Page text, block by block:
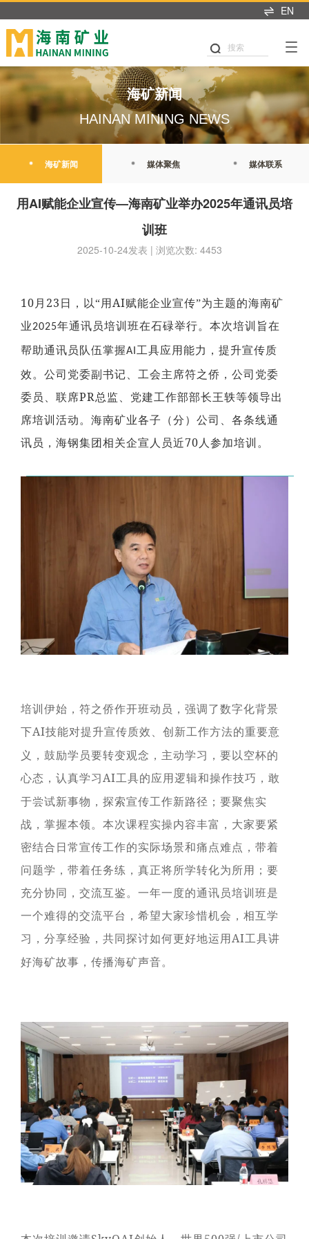
EN
首页
关于我们
董事长致辞
企业简介
发展历程
管理团队
发展战略
由复星集团与海南海钢集
团共同出资成立，2014年
市（股票代码：
601969）。
探索更多
海南矿业成立于2007年，
由复星集团与海南海钢集
团共同出资成立，2014年
海南矿业成立于2007年，
由复星集团与海南海钢集
团共同出资成立，2014年
在上海证券交易所挂牌上

海南矿业成立于2007年，
市（股票代码：
由复星集团与海南海钢集
团共同出资成立，2014年
在上海证券交易所挂牌上
市（股票代码：
601969）。
探索更多 
海南矿业成立于2007年，
由复星集团与海南海钢集
团共同出资成立，2014年
在上海证券交易所挂牌上
市（股票代码：
601969）。
由复星集团与海南海钢集
团共同出资成立，2014年
在上海证券交易所挂牌上
市（股票代码：
601969）。
探索更多 
产业布局
产业布局
铁矿石
石油天然气
新能源
投资"双轮驱动，持续推进
道的产业布局。
我们坚持"产业运营+产业
投资"双轮驱动，持续推进
战略转型，目前已完成"铁
道的产业布局。
探索更多 
我们坚持"产业运营+产业
投资"双轮驱动，持续推进
战略转型，目前已完成"铁
矿石+油气+新能源"三大赛
探索更多
可持续发展
可持续发展
党建引领
公司治理
商业道德
环境与生态
职业健康与安全
我们深入践行"根植海南，
面向全球，绿色发展，持
响应"双碳"目标行动，切实
履行企业社会责任，与利
益相关方共享发展成果。
探索更多 
我们深入践行"根植海南，
面向全球，绿色发展，持
履行企业社会责任，与利
我们深入践行"根植海南，
面向全球，绿色发展，持
续成长"的发展理念，积极
响应"双碳"目标行动，切实
履行企业社会责任，与利
益相关方共享发展成果。
探索更多 
响应"双碳"目标行动，切实
益相关方共享发展成果。
探索更多 
我们深入践行"根植海南，
面向全球，绿色发展，持
续成长"的发展理念，积极
响应"双碳"目标行动，切实
履行企业社会责任，与利
益相关方共享发展成果。
探索更多

我们深入践行"根植海南，
面向全球，绿色发展，持
续成长"的发展理念，积极
响应"双碳"目标行动，切实
履行企业社会责任，与利
我们深入践行"根植海南，
面向全球，绿色发展，持
续成长"的发展理念，积极
响应"双碳"目标行动，切实
履行企业社会责任，与利
益相关方共享发展成果。
探索更多 
投资者中心
投资者关系
业绩交流
信息披露
股市行情
研究报告
者对企业价值及经营理念
的认同感，努力构建和谐
探索更多
及时回应资本市场及投资
者的关切问题，增进投资
者对企业价值及经营理念
的认同感，努力构建和谐
互信的资本市场生态圈。
的认同感，努力构建和谐
互信的资本市场生态圈。
及时回应资本市场及投资
者的关切问题，增进投资
者对企业价值及经营理念
的认同感，努力构建和谐
互信的资本市场生态圈。
者的关切问题，增进投资
者对企业价值及经营理念
的认同感，努力构建和谐
互信的资本市场生态圈。
探索更多 
及时回应资本市场及投资
者对企业价值及经营理念
的认同感，努力构建和谐
互信的资本市场生态圈。
探索更多
及时回应资本市场及投资
者的关切问题，增进投资
者对企业价值及经营理念
的认同感，努力构建和谐
互信的资本市场生态圈。
新闻中心
新闻中心
海矿新闻
媒体聚焦
媒体联系
新动态和创新成果的窗
业的关注，期待与您共同
这里是我们与世界分享最
新动态和创新成果的窗
的联系，感谢您对海南矿
业的关注，期待与您共同
成长。
探索更多
这里是我们与世界分享最
新动态和创新成果的窗
的联系，感谢您对海南矿
人才招聘
加入我们
热招职位
职业发展
海矿人
心动力。我们重视团队合
入，一起开启新的旅程。
人才是推动公司发展的核
心动力。我们重视团队合
作、开放沟通、持续学习
入，一起开启新的旅程。
探索更多 
人才是推动公司发展的核
心动力。我们重视团队合
作、开放沟通、持续学习
和个人成长，期待您的加
探索更多
搜索
海矿新闻
HAINAN MINING NEWS
海矿新闻 媒体聚焦 媒体联系
用AI赋能企业宣传—海南矿业举办2025年通讯员培
训班
2025-10-24发表 | 浏览次数: 4453
10 月 23 日，以“用 AI赋能企业宣传”为主题的海南矿
业2025年通讯员培训班在石碌举行。本次培训旨在
帮助通讯员队伍掌握AI工具应用能力，提升宣传质
效。公司党委副书记、工会主席符之侨，公司党委
委员、联席PR总监、党建工作部部长王轶等领导出
席培训活动。海南矿业各子 （分 ）公司、各条线通
讯员，海钢集团相关企宣人员近70 人参加培训。
培训伊始，符之侨作开班动员，强调了数字化背景
下AI技能对提升宣传质效、创新工作方法的重要意
义，鼓励学员要转变观念，主动学习，要以空杯的
心态，认真学习AI工具的应用逻辑和操作技巧，敢
于尝试新事物，探索宣传工作新路径；要聚焦实
战，掌握本领。本次课程实操内容丰富，大家要紧
密结合日常宣传工作的实际场景和痛点难点，带着
问题学，带着任务练，真正将所学转化为所用；要
充分协同，交流互鉴。一年一度的通讯员培训班是
一个难得的交流平台，希望大家珍惜机会，相互学
习，分享经验，共同探讨如何更好地运用AI工具讲
好海矿故事，传播海矿声音。